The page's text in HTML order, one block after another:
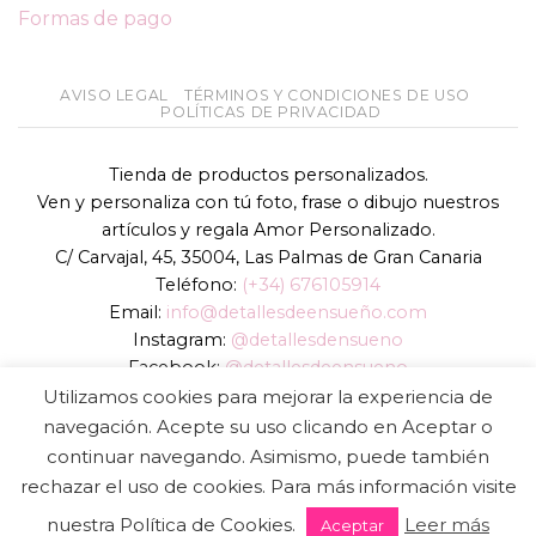
Formas de pago
AVISO LEGAL
TÉRMINOS Y CONDICIONES DE USO
POLÍTICAS DE PRIVACIDAD
Tienda de productos personalizados.
Ven y personaliza con tú foto, frase o dibujo nuestros
artículos y regala Amor Personalizado.
C/ Carvajal, 45, 35004, Las Palmas de Gran Canaria
Teléfono: (+34) 676105914
Email: info@detallesdeensueño.com
Instagram: @detallesdensueno
Facebook: @detallesdeensueno
TikTok: @detallesdensueno
Página web:www.detallesdeensueño.com
Copyright 2026 © DIGALOWEB.COM
Utilizamos cookies para mejorar la experiencia de
navegación. Acepte su uso clicando en Aceptar o
continuar navegando. Asimismo, puede también
rechazar el uso de cookies. Para más información visite
nuestra Política de Cookies.
Aceptar Leer más